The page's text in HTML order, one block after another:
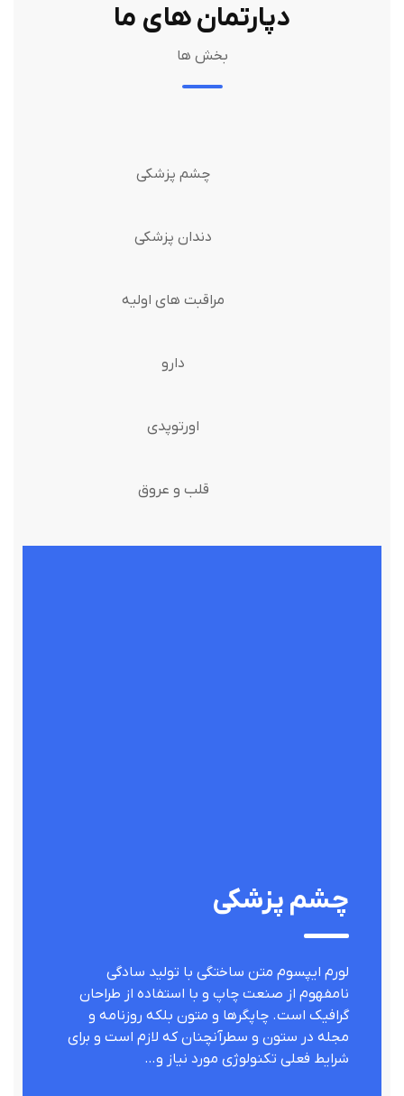
دپارتمان های ما
بخش ها
چشم پزشکی
دندان پزشکی
مراقبت های اولیه
دارو
اورتوپدی
قلب و عروق
چشم پزشکی
لورم ایپسوم متن ساختگی با تولید سادگی
نامفهوم از صنعت چاپ و با استفاده از طراحان
گرافیک است. چاپگرها و متون بلکه روزنامه و
مجله در ستون و سطرآنچنان که لازم است و برای
شرایط فعلی تکنولوژی مورد نیاز و…